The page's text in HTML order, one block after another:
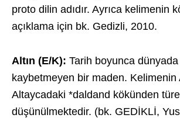
proto dilin adıdır. Ayrıca kelimenin
açıklama için bk. Gedizli, 2010.
Altın (E/K): Tarih boyunca
kaybetmeyen bir maden. Kelimenin
Altaycadaki *daldand kökünden
düşünülmektedir. (bk. GEDİKLİ,